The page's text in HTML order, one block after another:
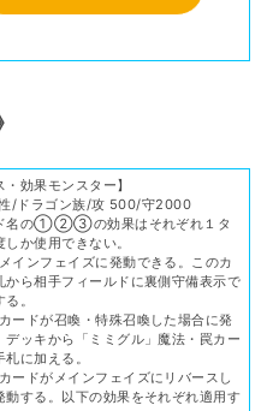
・効果モンスター】
/ドラゴン族/攻 500/守2000
名の①②③の効果はそれぞれ１タ
しか使用できない。
ンフェイズに発動できる。このカ
から相手フィールドに裏側守備表示で
。
ドが召喚・特殊召喚した場合に発
デッキから「ミミグル」魔法・罠カー
札に加える。
ドがメインフェイズにリバースし
動する。以下の効果をそれぞれ適用す